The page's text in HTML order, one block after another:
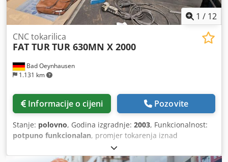
1 / 12
Bad Oeynhausen
1.131 km
CNC tokarilica
FAT TURTUR 630MN X 2000
Informacije o cijeni Pozovite
Stanje: polovno, Godina izgradnje: 2003, Funkcionalnost:
potpuno funkcionalan, promjer tokarenja iznad
, duljina tokarenja:
promjer tokarenja:630 mm, osovina provrt:105 mm,